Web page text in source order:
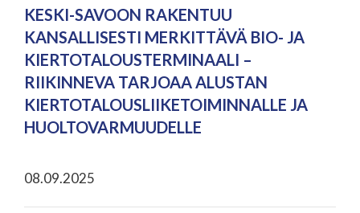
KESKI-SAVOON RAKENTUU
KANSALLISESTI MERKITTÄVÄ BIO- JA
KIERTOTALOUSTERMINAALI –
RIIKINNEVA TARJOAA ALUSTAN
KIERTOTALOUSLIIKETOIMINNALLE JA
HUOLTOVARMUUDELLE
08.09.2025